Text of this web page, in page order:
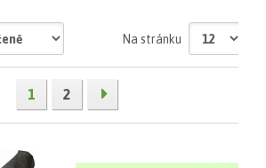
Na stránku
1 2